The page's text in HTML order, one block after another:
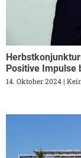
Positive Impulse
14. Oktober 2024